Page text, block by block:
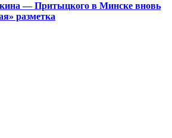
— Притыцкого в Минске вновь
разметка